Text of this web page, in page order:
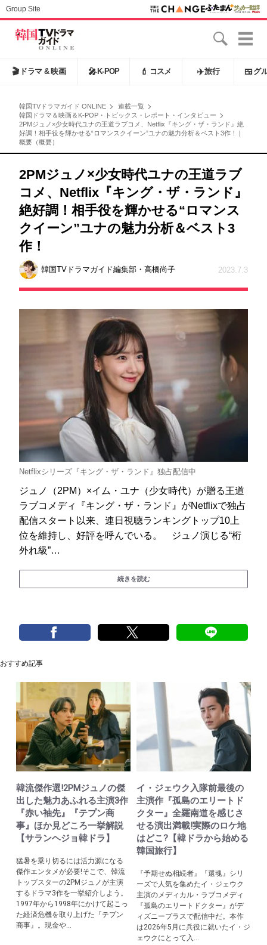
Group Site
🎬 ドラマ & 映画 🎤 K-POP 💄 コスメ ✈️旅行 🍱 グ
韓国TVドラマガイド ONLINE
連載一覧
韓国ドラマ＆映画＆K-POP・トピックス・レポート・インタビュー
2PMジュノ×少女時代ユナの王道ラブコメ、Netflix『キング・ザ・ランド』絶
好調！相手役を輝かせる“ロマンスクイーン”ユナの魅力分析＆ベスト3作！ |
概要（概要）
2PMジュノ×少女時代ユナの王道ラブ
コメ、Netflix『キング・ザ・ランド』
絶好調！相手役を輝かせる“ロマンス
クイーン”ユナの魅力分析＆ベスト3
作！
韓国TVドラマガイド編集部・高橋尚子 2023.7.3
Netflixシリーズ『キング・ザ・ランド』独占配信中
ジュノ（2PM）×イム・ユナ（少女時代）が贈る王道
ラブコメディ『キング・ザ・ランド』がNetflixで独占
配信スタート以来、連日視聴ランキングトップ10上
位を維持し、好評を呼んでいる。 ジュノ演じる“桁
外れ級”…
続きを読む
おすすめ記事
韓流傑作選!2PMジュノの傑
出した魅力あふれる主演3作
『赤い袖先』『テプン商
事』ほか見どころ一挙解説
【サランヘジョ韓ドラ】
猛暑を乗り切るには活力源になる
傑作エンタメが必要!そこで、韓流
トップスターの2PMジュノが主演
するドラマ3作を一挙紹介しよう。
1997年から1998年にかけて起こっ
た経済危機を取り上げた『テプン
商事』。現金や...
イ・ジェウク入隊前最後の
主演作『孤島のエリートド
クター』全羅南道を感じさ
せる演出満載!実際のロケ地
はどこ?【韓ドラから始める
韓国旅行】
『予期せぬ相続者』『還魂』シリ
ーズで人気を集めたイ・ジェウク
主演のメディカル・ラブコメディ
『孤島のエリートドクター』がデ
ィズニープラスで配信中だ。本作
は2026年5月に兵役に就いたイ・ジ
ェウクにとって入...